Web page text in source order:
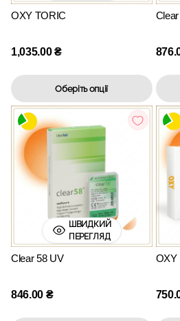
OXY TORIC
1,035.00₴
Оберіть опції
ШВИДКИЙ
ПЕРЕГЛЯД
Clear 58 UV
846.00 ₴
OXY